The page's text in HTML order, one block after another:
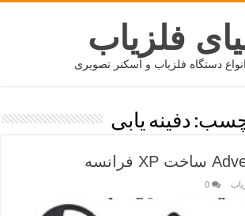
فلزیاب
دستگاه فلزیاب و اسکنر تصویری
دفینه یابی
0